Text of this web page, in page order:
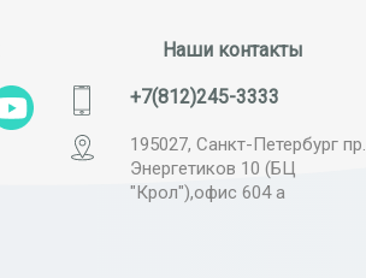
Наши контакты
+7(812)245-3333
195027, Санкт-Петербург пр.
Энергетиков 10 (БЦ
"Крол"),офис 604 а